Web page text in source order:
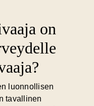
on
luonnollisen
tavallinen